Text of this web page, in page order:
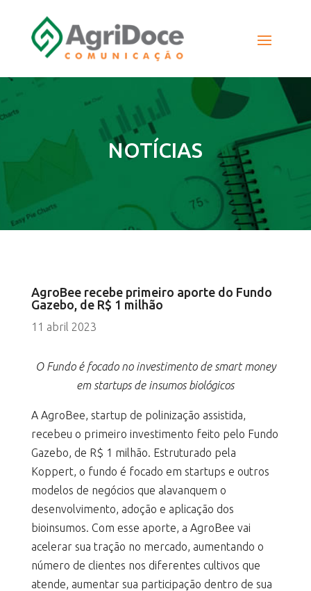
NOTÍCIAS
AgroBee recebe primeiro aporte do Fundo
Gazebo, de R$ 1 milhão
11 abril 2023
O Fundo é focado no investimento de smart money
em startups de insumos biológicos
A AgroBee, startup de polinização assistida,
recebeu o primeiro investimento feito pelo Fundo
Gazebo, de R$ 1 milhão. Estruturado pela
Koppert, o fundo é focado em startups e outros
modelos de negócios que alavanquem o
desenvolvimento, adoção e aplicação dos
bioinsumos. Com esse aporte, a AgroBee vai
acelerar sua tração no mercado, aumentando o
número de clientes nos diferentes cultivos que
atende, aumentar sua participação dentro de sua